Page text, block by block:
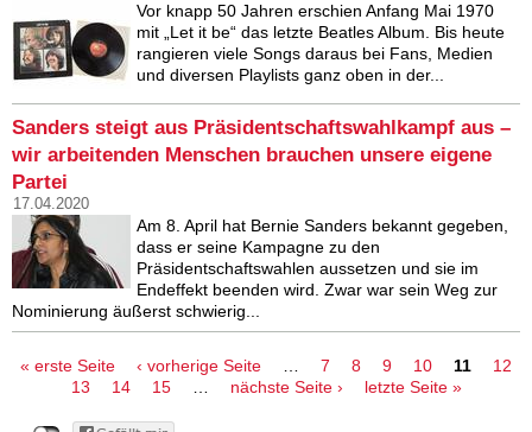
Vor knapp 50 Jahren erschien Anfang Mai 1970
mit „Let it be“ das letzte Beatles Album. Bis heute
rangieren viele Songs daraus bei Fans, Medien
und diversen Playlists ganz oben in der...
Sanders steigt aus Präsidentschaftswahlkampf aus –
wir arbeitenden Menschen brauchen unsere eigene
Partei
17.04.2020
Am 8. April hat Bernie Sanders bekannt gegeben,
dass er seine Kampagne zu den
Präsidentschaftswahlen aussetzen und sie im
Endeffekt beenden wird. Zwar war sein Weg zur
Nominierung äußerst schwierig...
Seiten
« erste Seite ‹ vorherige Seite … 7 8 9 10 11
12
13
14 15 … nächste Seite › letzte Seite »